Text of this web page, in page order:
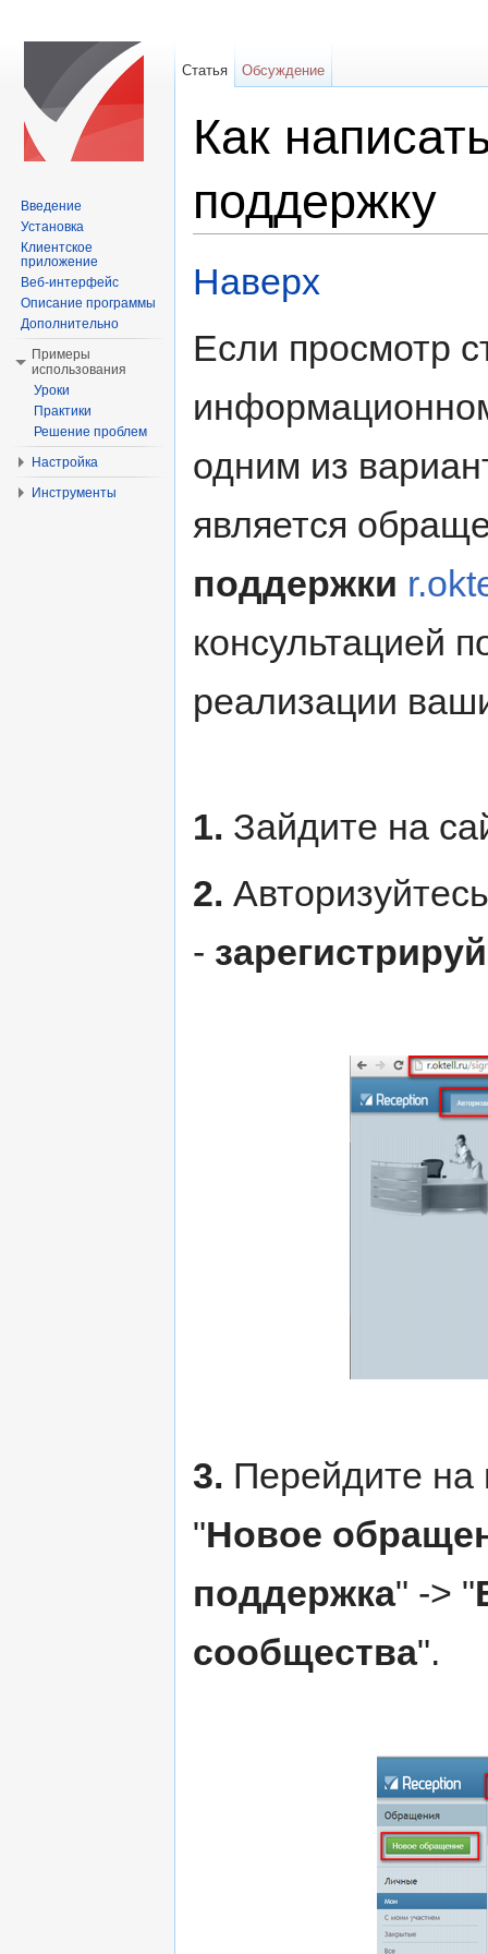
Как
поддержку
Наверх
Если просмотр
одним из
является
поддержки
консультацией
реализации
1. Зайдите на
2.
-
3. Перейдите на
"Новое
поддержка" -> "
сообщества".
Статья Обсуждение
Введение
Установка
Клиентское
приложение
Веб-интерфейс
Описание программы
Дополнительно
Примеры
использования
Уроки
Практики
Решение проблем
Настройка
Инструменты